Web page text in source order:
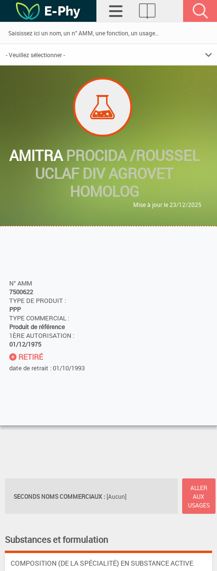
AMITRAPROCIDA /ROUSSEL
UCLAF DIV AGROVET
HOMOLOG
Mise à jour le 23/12/2025
N° AMM
7500622
TYPE DE PRODUIT :
PPP
TYPE COMMERCIAL :
Produit de référence
1ÈRE AUTORISATION :
01/12/1975
RETIRÉ
date de retrait : 01/10/1993
SECONDS NOMS COMMERCIAUX : [Aucun]
ALLER
AUX
USAGES
Substances et formulation
COMPOSITION (DE LA SPÉCIALITÉ) EN SUBSTANCE ACTIVE